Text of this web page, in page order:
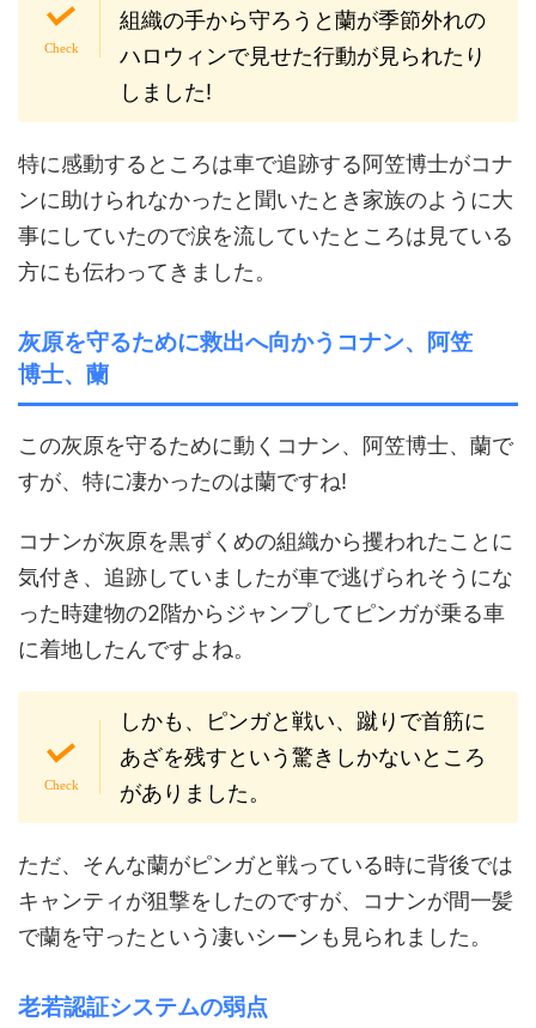
組織の手から守ろうと蘭が季節外れの
ハロウィンで見せた行動が見られたり
しました!
特に感動するところは車で追跡する阿笠博士がコナ
ンに助けられなかったと聞いたとき家族のように大
事にしていたので涙を流していたところは見ている
方にも伝わってきました。
灰原を守るために救出へ向かうコナン、阿笠
博士、蘭
この灰原を守るために動くコナン、阿笠博士、蘭で
すが、特に凄かったのは蘭ですね!
コナンが灰原を黒ずくめの組織から攫われたことに
気付き、追跡していましたが車で逃げられそうにな
った時建物の2階からジャンプしてピンガが乗る車
に着地したんですよね。
しかも、ピンガと戦い、蹴りで首筋に
あざを残すという驚きしかないところ
がありました。
ただ、そんな蘭がピンガと戦っている時に背後では
キャンティが狙撃をしたのですが、コナンが間一髪
で蘭を守ったという凄いシーンも見られました。
老若認証システムの弱点